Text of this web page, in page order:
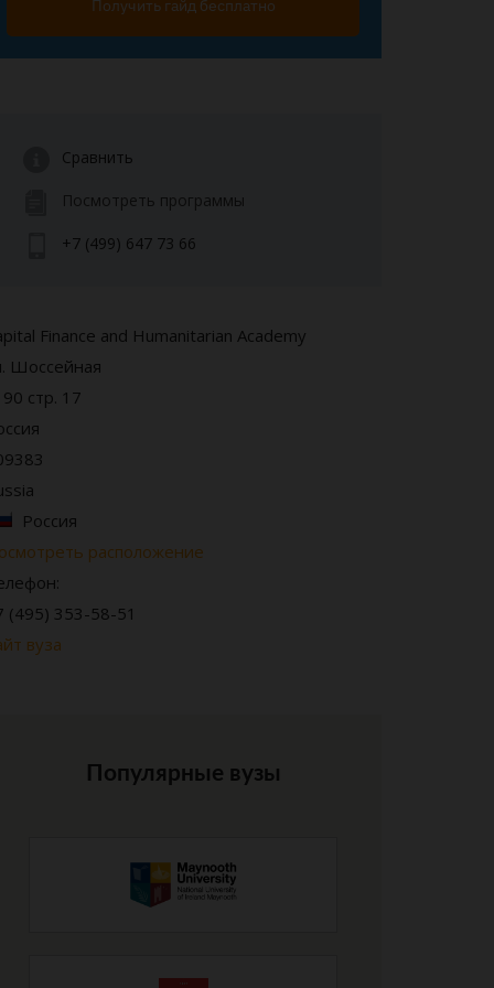
Получить гайд бесплатно
Сравнить
Посмотреть программы
+7 (499) 647 73 66
Finance and Humanitarian Academy
Шоссейная
стр. 17
Россия
расположение
(495) 353-58-51
вуза
Популярные вузы